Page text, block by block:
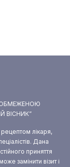
ОБМЕЖЕНОЮ
ВІСНИК”
лікаря,
Дана
приняття
замінити візит і